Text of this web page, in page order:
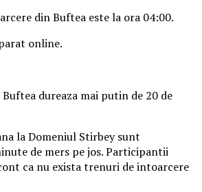
din Buftea este la ora 04:00.
online.
dureaza mai putin de 20 de
la Domeniul Stirbey sunt
de mers pe jos. Participantii
ca nu exista trenuri de intoarcere